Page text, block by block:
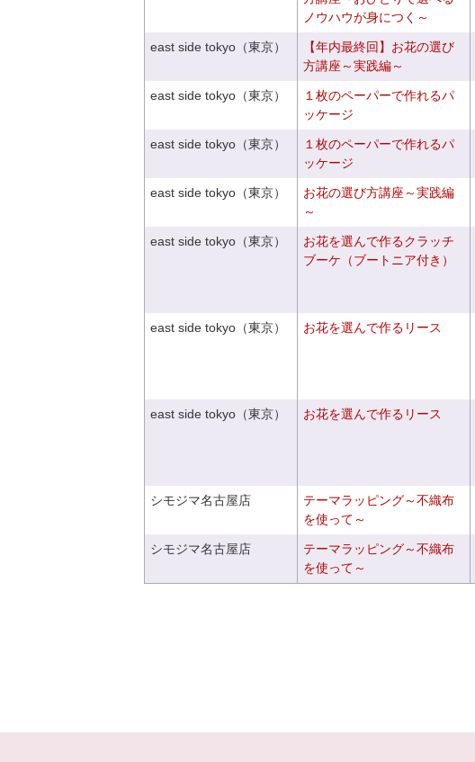
ノウハウが身につく～
east side tokyo（東京）
【年内最終回】お花の選び
方講座～実践編～
east side tokyo（東京）
１枚のペーパーで作れるパ
ッケージ
east side tokyo（東京）
１枚のペーパーで作れるパ
ッケージ
east side tokyo（東京）
お花の選び方講座～実践編
～
east side tokyo（東京）
お花を選んで作るクラッチ
ブーケ（ブートニア付き）
east side tokyo（東京） お花を選んで作るリース
east side tokyo（東京） お花を選んで作るリース
シモジマ名古屋店
テーマラッピング～不織布
を使って～
シモジマ名古屋店
テーマラッピング～不織布
を使って～